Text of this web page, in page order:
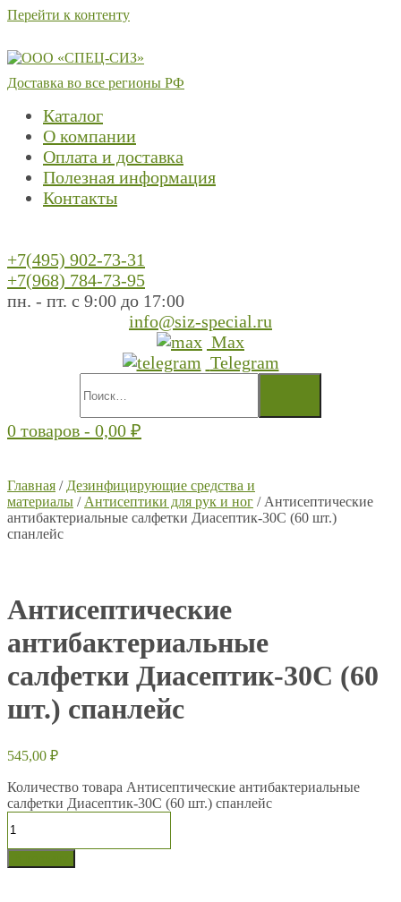
Перейти к контенту
Доставка во все регионы РФ
Каталог
О компании
Оплата и доставка
Полезная информация
Контакты
+7(495) 902-73-31
+7(968) 784-73-95
пн. - пт. с 9:00 до 17:00
info@siz-special.ru
Max
Telegram
0 товаров - 0,00 ₽
Главная / Дезинфицирующие средства и
материалы / Антисептики для рук и ног / Антисептические
антибактериальные салфетки Диасептик-30С (60 шт.)
спанлейс
Антисептические
антибактериальные
салфетки Диасептик-30С (60
шт.) спанлейс
545,00 ₽
Количество товара Антисептические антибактериальные
салфетки Диасептик-30С (60 шт.) спанлейс